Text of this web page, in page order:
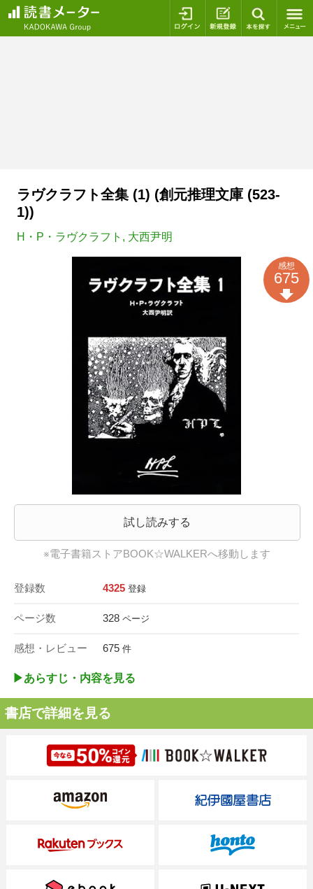
ログイン 新規登録
ラヴクラフト全集 (1) (創元推理文庫 (523‐
1))
H・P・ラヴクラフト , 大西尹明
試し読みする
※電子書籍ストアBOOK☆WALKERへ移動します
登録数 4325 登録
ページ数 328 ページ
感想・レビュー 675 件
感想
675
▶︎あらすじ・内容を見る
書店で詳細を見る